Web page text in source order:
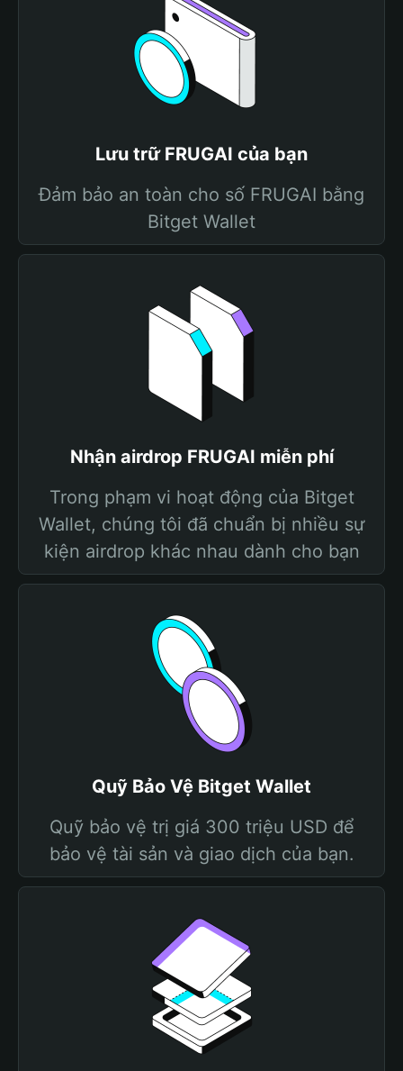
Lưu trữ FRUGAI của bạn
Đảm bảo an toàn cho số FRUGAI bằng
Bitget Wallet
Nhận airdrop FRUGAI miễn phí
Trong phạm vi hoạt động của Bitget
Wallet, chúng tôi đã chuẩn bị nhiều sự
kiện airdrop khác nhau dành cho bạn
Quỹ Bảo Vệ Bitget Wallet
Quỹ bảo vệ trị giá 300 triệu USD để
bảo vệ tài sản và giao dịch của bạn.